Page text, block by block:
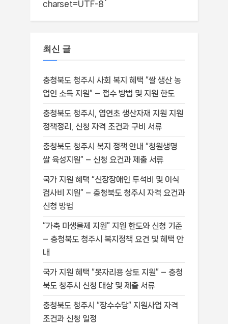
charset=UTF-8`
최신 글
충청북도 청주시 사회 복지 혜택 “쌀 생산 농
업인 소득 지원” – 접수 방법 및 지원 한도
충청북도 청주시, 엽연초 생산자재 지원 지원
정책정리, 신청 자격 조건과 구비 서류
충청북도 청주시 복지 정책 안내 “청원생명
쌀 육성지원” – 신청 요건과 제출 서류
국가 지원 혜택 “신장장애인 투석비 및 이식
검사비 지원” – 충청북도 청주시 자격 요건과
신청 방법
“가축 미생물제 지원” 지원 한도와 신청 기준
– 충청북도 청주시 복지정책 요건 및 혜택 안
내
국가 지원 혜택 “못자리용 상토 지원” – 충청
북도 청주시 신청 대상 및 제출 서류
충청북도 청주시 “장수수당” 지원사업 자격
조건과 신청 일정